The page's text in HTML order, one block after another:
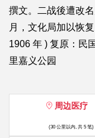
撰文。二战後遭改
月，文化局加以恢
1906 年 ) 复原：民
里嘉义公园
周边医疗
(30 公里以内, 共 5 笔)